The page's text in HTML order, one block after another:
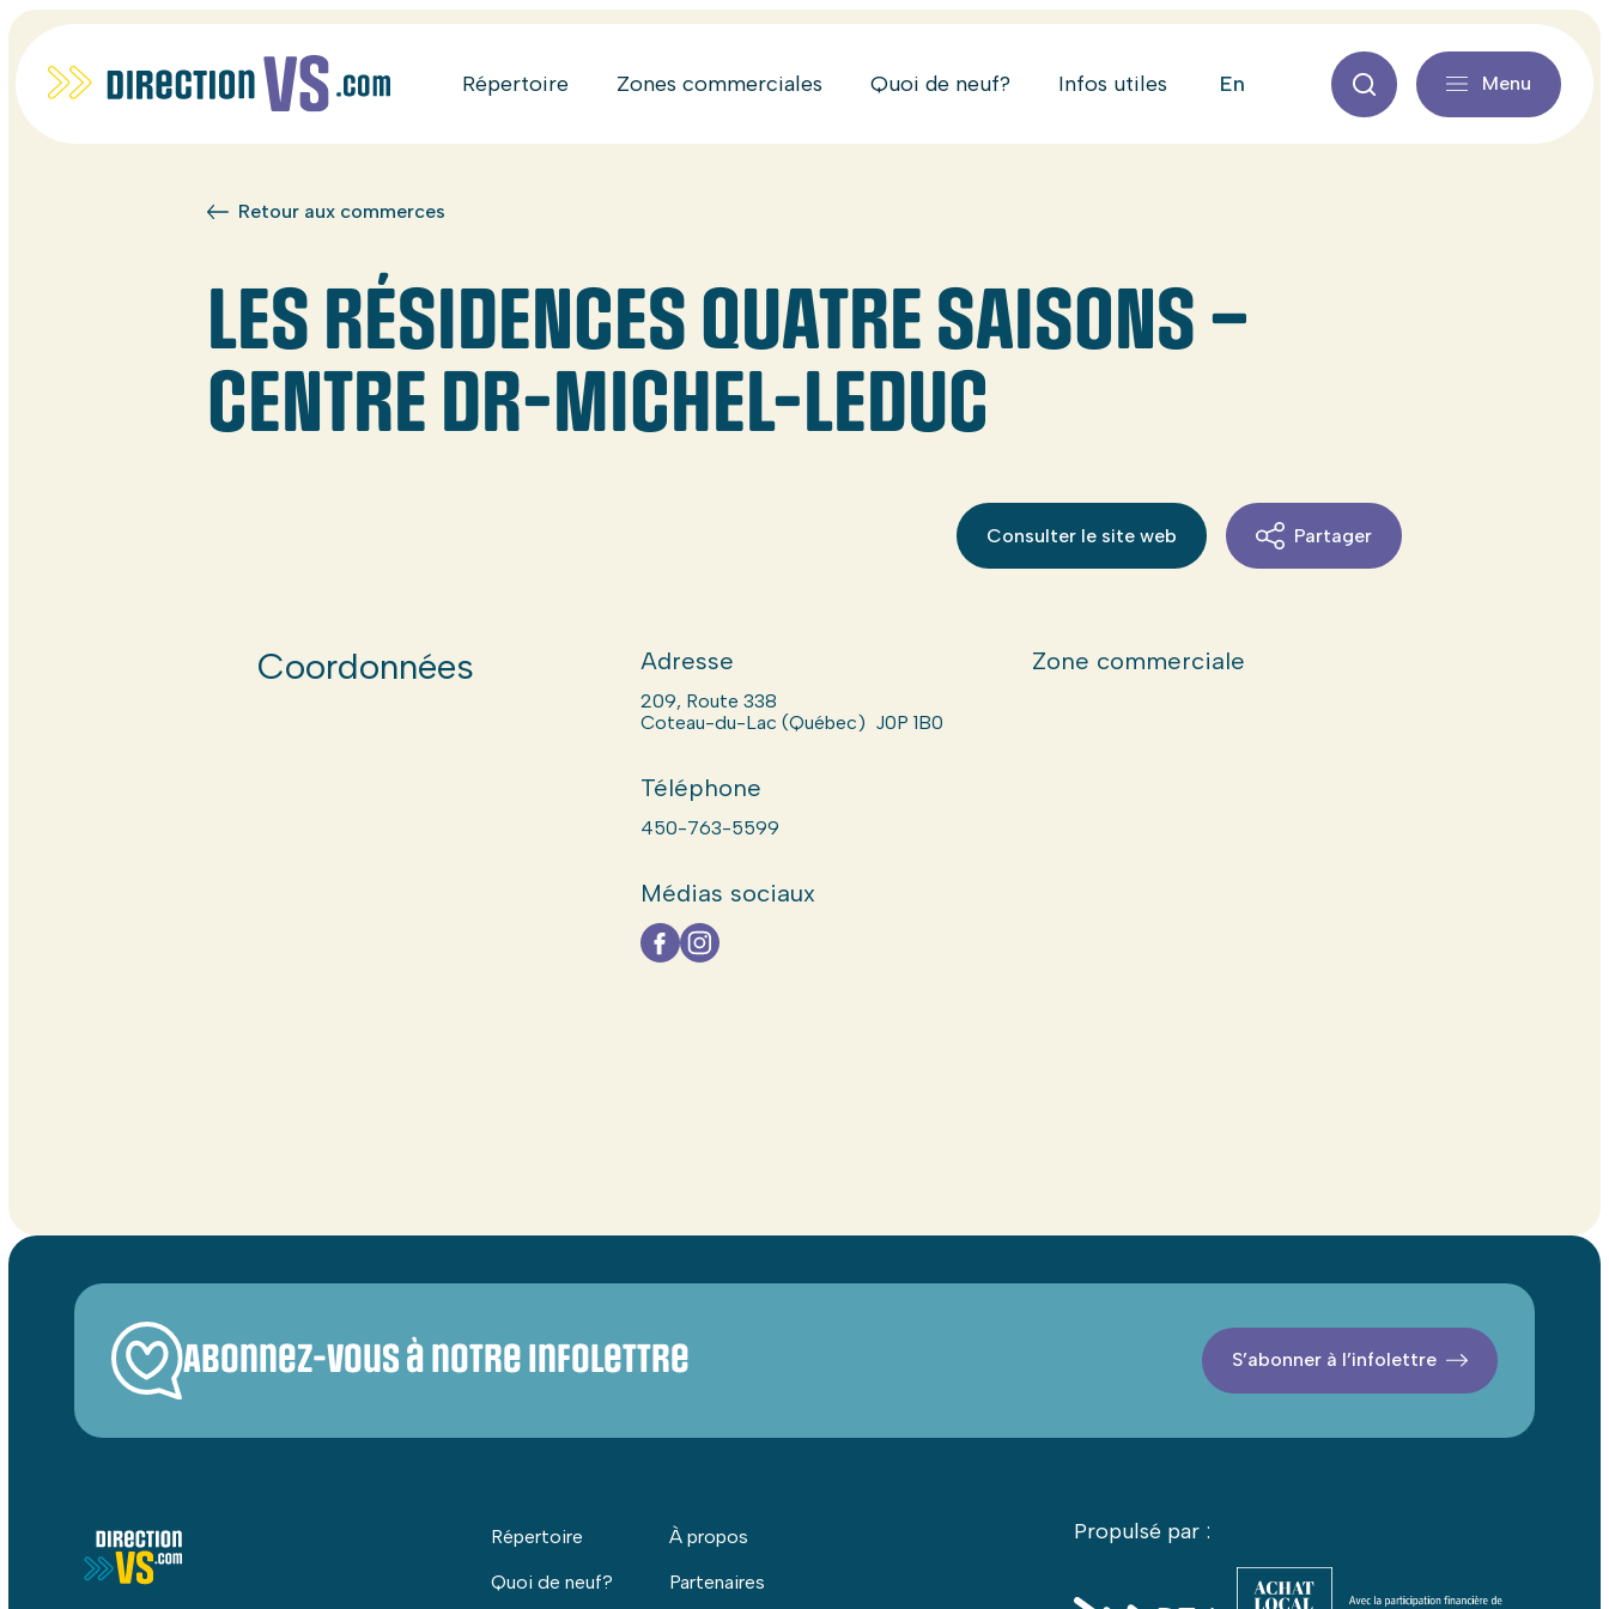
Répertoire Zones commerciales Quoi de neuf? Infos utiles en Menu
Retour aux commerces
LES RÉSIDENCES QUATRE SAISONS –
CENTRE DR-MICHEL-LEDUC
Consulter le site web Partager
Coordonnées Adresse
209, Route 338
Coteau-du-Lac (Québec) J0P 1B0
Téléphone
450-763-5599
Médias sociaux
Zone commerciale
Abonnez-vous à notre infolettre S’abonner à l’infolettre
Répertoire
Quoi de neuf?
À propos
Partenaires
Propulsé par :